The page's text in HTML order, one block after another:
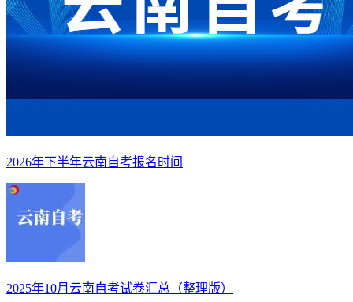
2026年下半年云南自考报名时间
2025年10月云南自考试卷汇总（整理版）